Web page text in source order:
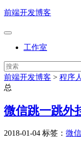
前端开发博客
工作室
前端开发博客 > 程序
总
微信跳一跳外
2018-01-04 标签： 微信